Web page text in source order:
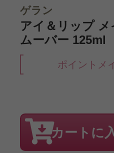
ゲラン
アイ＆リップ
ムーバー 125ml
ポイントメ
カートに